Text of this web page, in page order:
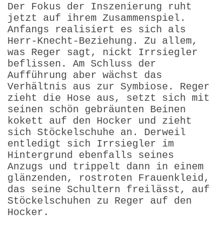
Der Fokus der Inszenierung ruht
jetzt auf ihrem Zusammenspiel.
Anfangs realisiert es sich als
Herr-Knecht-Beziehung. Zu allem,
was Reger sagt, nickt Irrsiegler
beflissen. Am Schluss der
Aufführung aber wächst das
Verhältnis aus zur Symbiose. Reger
zieht die Hose aus, setzt sich mit
seinen schön gebräunten Beinen
kokett auf den Hocker und zieht
sich Stöckelschuhe an. Derweil
entledigt sich Irrsiegler im
Hintergrund ebenfalls seines
Anzugs und trippelt dann in einem
glänzenden, rostroten Frauenkleid,
das seine Schultern freilässt, auf
Stöckelschuhen zu Reger auf den
Hocker.